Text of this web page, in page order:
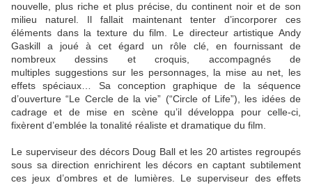
nouvelle, plus riche et plus précise, du continent noir et de son
milieu naturel. Il fallait maintenant tenter d’incorporer ces
éléments dans la texture du film. Le directeur artistique Andy
Gaskill a joué à cet égard un rôle clé, en fournissant de
nombreux dessins et croquis, accompagnés de
multiples suggestions sur les personnages, la mise au net, les
effets spéciaux… Sa conception graphique de la séquence
d’ouverture “Le Cercle de la vie” (“Circle of Life”), les idées de
cadrage et de mise en scène qu’il développa pour celle-ci,
fixèrent d’emblée la tonalité réaliste et dramatique du film.
Le superviseur des décors Doug Ball et les 20 artistes regroupés
sous sa direction enrichirent les décors en captant subtilement
ces jeux d’ombres et de lumières. Le superviseur des effets